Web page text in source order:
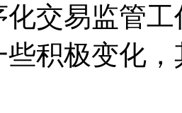
交易监管
些积极变化